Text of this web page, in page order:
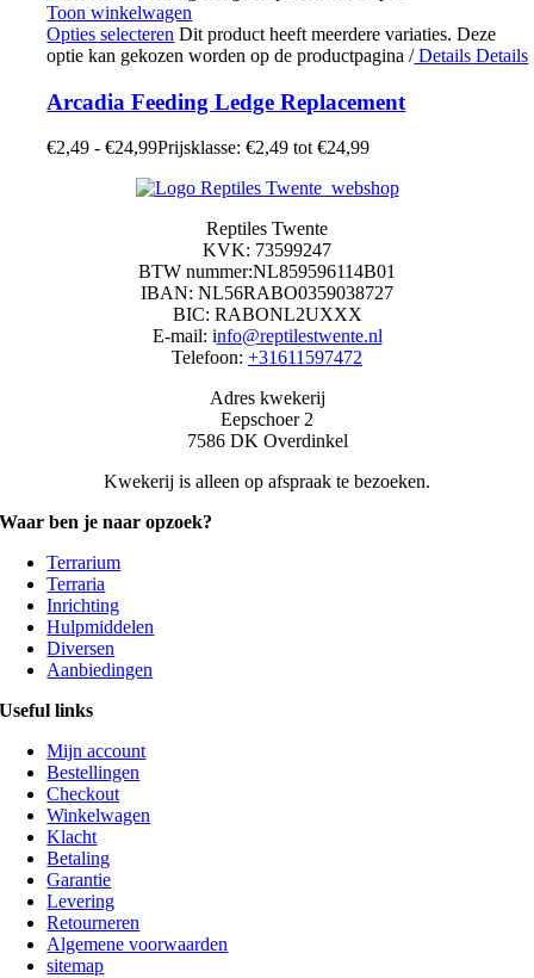
Toon winkelwagen
Opties selecteren Dit product heeft meerdere variaties. Deze
optie kan gekozen worden op de productpagina/Details Details
Arcadia Feeding Ledge Replacement
€2,49 - €24,99Prijsklasse: €2,49 tot €24,99
Reptiles Twente
KVK: 73599247
BTW nummer:NL859596114B01
IBAN: NL56RABO0359038727
BIC: RABONL2UXXX
E-mail: info@reptilestwente.nl
Telefoon: +31611597472
Adres kwekerij
Eepschoer 2
7586 DK Overdinkel
Kwekerij is alleen op afspraak te bezoeken.
Waar ben je naar opzoek?
Terrarium
Terraria
Inrichting
Hulpmiddelen
Diversen
Aanbiedingen
Useful links
Mijn account
Bestellingen
Checkout
Winkelwagen
Klacht
Betaling
Garantie
Levering
Retourneren
Algemene voorwaarden
sitemap